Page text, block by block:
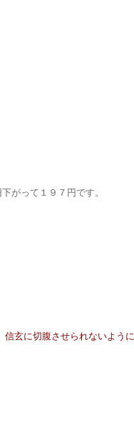
がって１９７円です。
玄に切腹させられないよう